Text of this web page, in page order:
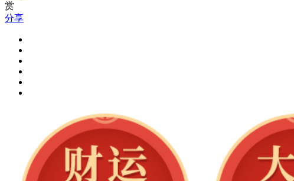
赏
分享